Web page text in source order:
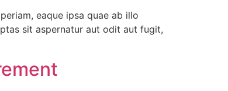
eaque ipsa quae ab illo
sit aspernatur aut odit aut fugit,